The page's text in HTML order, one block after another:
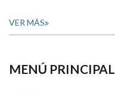
VER MÁS
MENÚ PRINCIPAL